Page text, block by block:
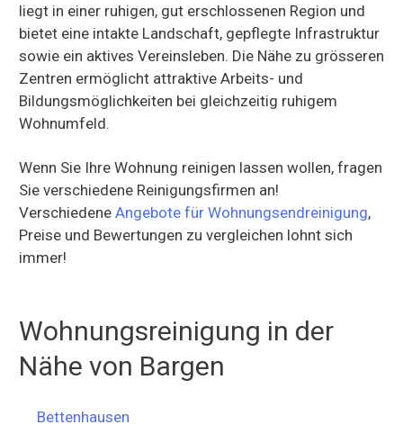
liegt in einer ruhigen, gut erschlossenen Region und
bietet eine intakte Landschaft, gepflegte Infrastruktur
sowie ein aktives Vereinsleben. Die Nähe zu grösseren
Zentren ermöglicht attraktive Arbeits- und
Bildungsmöglichkeiten bei gleichzeitig ruhigem
Wohnumfeld.
Wenn Sie Ihre Wohnung reinigen lassen wollen, fragen
Sie verschiedene Reinigungsfirmen an!
Verschiedene Angebote für Wohnungsendreinigung,
Preise und Bewertungen zu vergleichen lohnt sich
immer!
Wohnungsreinigung in der
Nähe von Bargen
Bettenhausen